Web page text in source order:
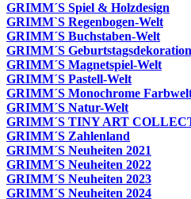
GRIMM´S Spiel & Holzdesign
GRIMM`S Regenbogen-Welt
GRIMM´S Buchstaben-Welt
GRIMM´S
GRIMM´S Magnetspiel-Welt
GRIMM´S Pastell-Welt
GRIMM´S Monochrome
GRIMM´S Natur-Welt
GRIMM´S TINY ART
GRIMM´S Zahlenland
GRIMM´S Neuheiten 2021
GRIMM´S Neuheiten 2022
GRIMM´S Neuheiten 2023
GRIMM´S Neuheiten 2024